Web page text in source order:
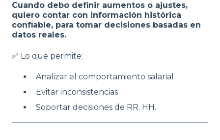
Cuando debo definir aumentos o ajustes,
quiero contar con información histórica
confiable, para tomar decisiones basadas en
datos reales.
✅ Lo que permite:
Analizar el comportamiento salarial
Evitar inconsistencias
Soportar decisiones de RR. HH.